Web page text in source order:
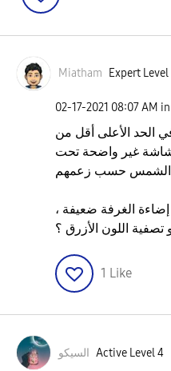
Miatham Expert Level
‎02-17-2021 08:07 AM in
الحد الأعلى أقل من
غير واضحة تحت
الشمس حسب زعمهم
الغرفة ضعيفة ،
اللون الأزرق ؟
1 Like
السيكو Active Level 4